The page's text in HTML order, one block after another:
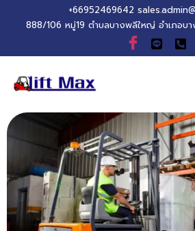
+66952469642
888/106 หมู่19 ตำบลบางพลีใหญ่ อำเภอบ